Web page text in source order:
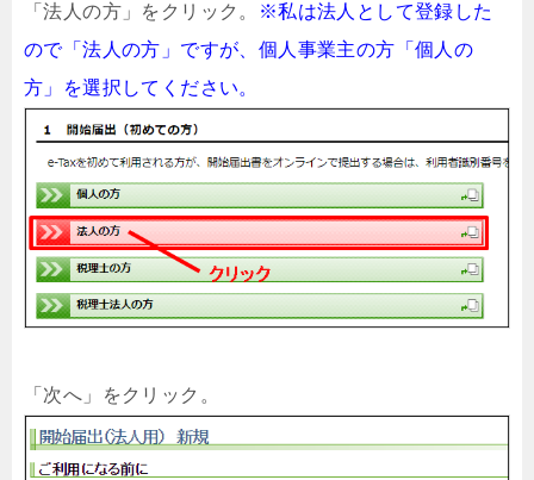
「法人の方」をクリック。
※私は法人として登録した
ので「法人の方」ですが、個人事業主の方「個人の
方」を選択してください。
「次へ」をクリック。